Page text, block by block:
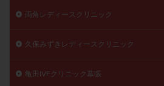
両角レディースクリニック
久保みずきレディースクリニック
亀田IVFクリニック幕張